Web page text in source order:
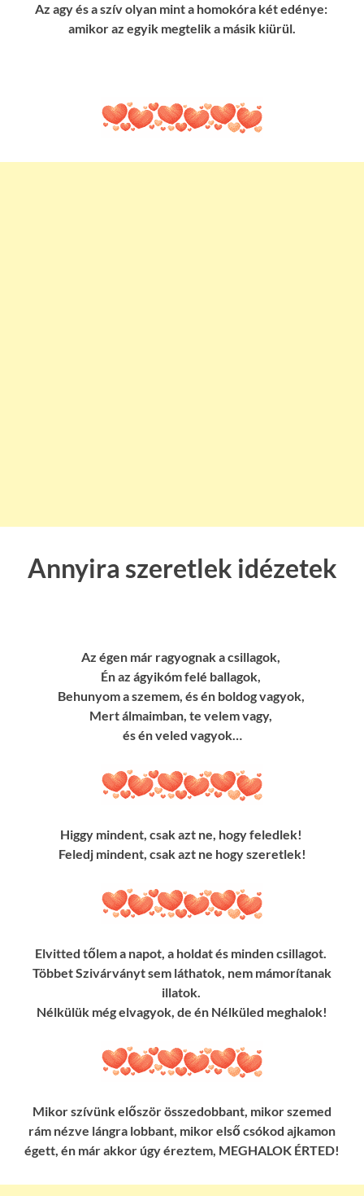
Az agy és a szív olyan mint a homokóra két edénye:
amikor az egyik megtelik a másik kiürül.
Annyira szeretlek idézetek
Az égen már ragyognak a csillagok,
Én az ágyikóm felé ballagok,
Behunyom a szemem, és én boldog vagyok,
Mert álmaimban, te velem vagy,
és én veled vagyok…
Higgy mindent, csak azt ne, hogy feledlek!
Feledj mindent, csak azt ne hogy szeretlek!
Elvitted tőlem a napot, a holdat és minden csillagot.
Többet Szivárványt sem láthatok, nem mámorítanak
illatok.
Nélkülük még elvagyok, de én Nélküled meghalok!
Mikor szívünk először összedobbant, mikor szemed
rám nézve lángra lobbant, mikor első csókod ajkamon
égett, én már akkor úgy éreztem, MEGHALOK ÉRTED!